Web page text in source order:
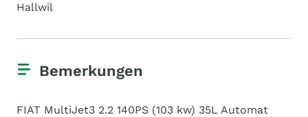
Hallwil
Bemerkungen
FIAT MultiJet3 2.2 140PS (103 kw) 35L Automat